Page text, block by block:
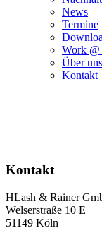
News
Termine
Work
Über uns
Kontakt
Kontakt
HLash & Rainer
Welserstraße 10 E
51149 Köln